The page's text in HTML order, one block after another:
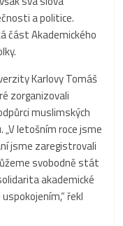
a politice.
část Akademického
Karlovy Tomáš
zorganizovali
muslimských
letošním roce jsme
jsme zaregistrovali
svobodně stát
akademické
řekl